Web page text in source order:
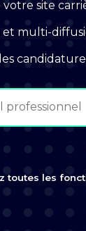
votre site
multi-
toutes les